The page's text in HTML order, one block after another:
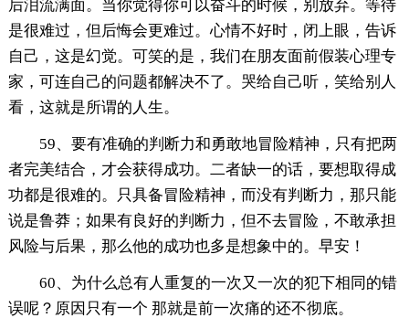
后泪流满面。当你觉得你可以奋斗的时候，别放弃。等待
是很难过，但后悔会更难过。心情不好时，闭上眼，告诉
自己，这是幻觉。可笑的是，我们在朋友面前假装心理专
家，可连自己的问题都解决不了。哭给自己听，笑给别人
看，这就是所谓的人生。
59、要有准确的判断力和勇敢地冒险精神，只有把两
者完美结合，才会获得成功。二者缺一的话，要想取得成
功都是很难的。只具备冒险精神，而没有判断力，那只能
说是鲁莽；如果有良好的判断力，但不去冒险，不敢承担
风险与后果，那么他的成功也多是想象中的。早安！
60、为什么总有人重复的一次又一次的犯下相同的错
误呢？原因只有一个 那就是前一次痛的还不彻底。